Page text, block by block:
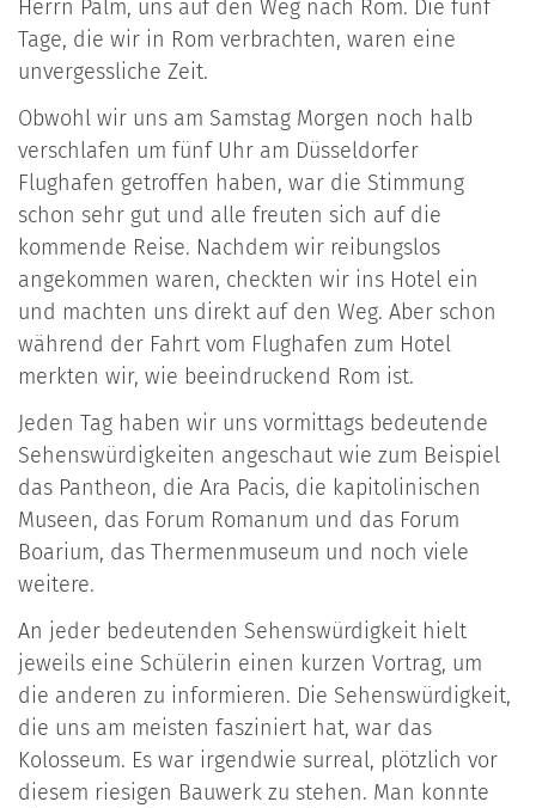
Herrn Palm, uns auf den Weg nach Rom. Die fünf
Tage, die wir in Rom verbrachten, waren eine
unvergessliche Zeit.
Obwohl wir uns am Samstag Morgen noch halb
verschlafen um fünf Uhr am Düsseldorfer
Flughafen getroffen haben, war die Stimmung
schon sehr gut und alle freuten sich auf die
kommende Reise. Nachdem wir reibungslos
angekommen waren, checkten wir ins Hotel ein
und machten uns direkt auf den Weg. Aber schon
während der Fahrt vom Flughafen zum Hotel
merkten wir, wie beeindruckend Rom ist.
Jeden Tag haben wir uns vormittags bedeutende
Sehenswürdigkeiten angeschaut wie zum Beispiel
das Pantheon, die Ara Pacis, die kapitolinischen
Museen, das Forum Romanum und das Forum
Boarium, das Thermenmuseum und noch viele
weitere.
An jeder bedeutenden Sehenswürdigkeit hielt
jeweils eine Schülerin einen kurzen Vortrag, um
die anderen zu informieren. Die Sehenswürdigkeit,
die uns am meisten fasziniert hat, war das
Kolosseum. Es war irgendwie surreal, plötzlich vor
diesem riesigen Bauwerk zu stehen. Man konnte